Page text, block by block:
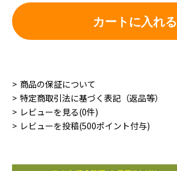
カートに入れる
商品の保証について
特定商取引法に基づく表記（返品等）
レビューを見る(0件)
レビューを投稿(500ポイント付与)